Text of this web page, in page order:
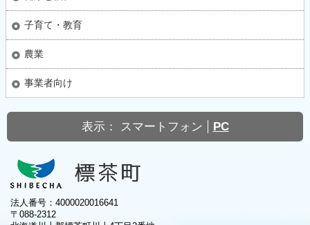
子育て・教育
農業
事業者向け
表示： スマートフォン PC
法人番号：4000020016641
〒088-2312